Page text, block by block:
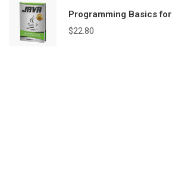
Programming Basics
$22.80